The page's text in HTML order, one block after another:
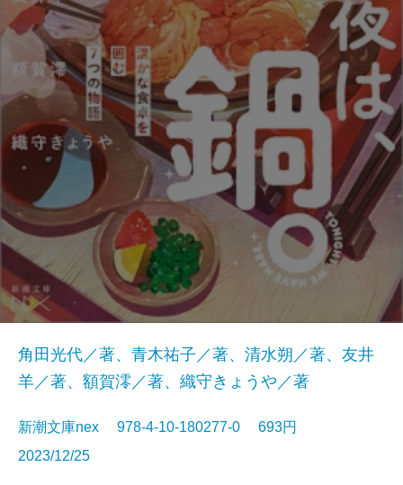
角田光代／著、青木祐子／著、清水朔／著、友井
羊／著、額賀澪／著、織守きょうや／著
新潮文庫nex 978-4-10-180277-0 693円
2023/12/25